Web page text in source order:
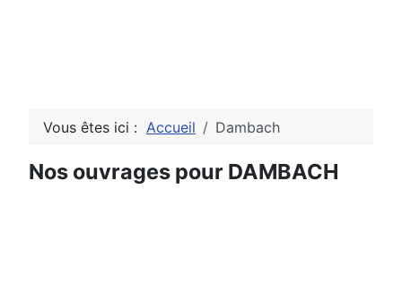
Vous êtes ici : Accueil Dambach
Nos ouvrages pour DAMBACH